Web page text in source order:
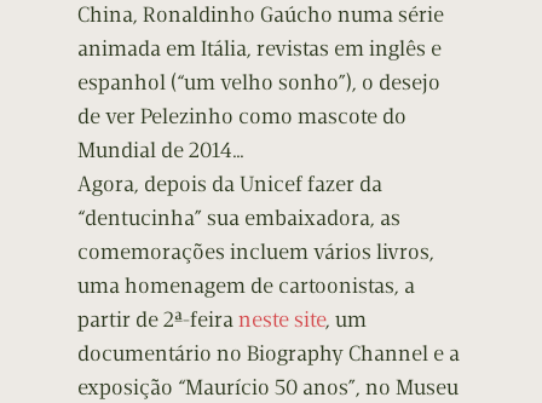
China, Ronaldinho Gaúcho numa série
animada em Itália, revistas em inglês e
espanhol (“um velho sonho”), o desejo
de ver Pelezinho como mascote do
Mundial de 2014…
Agora, depois da Unicef fazer da
“dentucinha” sua embaixadora, as
comemorações incluem vários livros,
uma homenagem de cartoonistas, a
partir de 2ª-feiraneste site, um
documentário no Biography Channel e a
exposição “Maurício 50 anos”, no Museu